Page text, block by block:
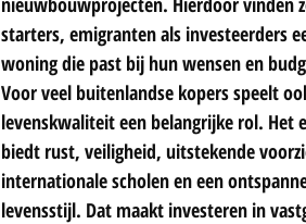
starters, emigranten als investeerders
woning die past bij hun wensen en
Voor veel buitenlandse kopers speelt
levenskwaliteit een belangrijke rol. Het
biedt rust, veiligheid, uitstekende
internationale scholen en een
levensstijl. Dat maakt investeren in